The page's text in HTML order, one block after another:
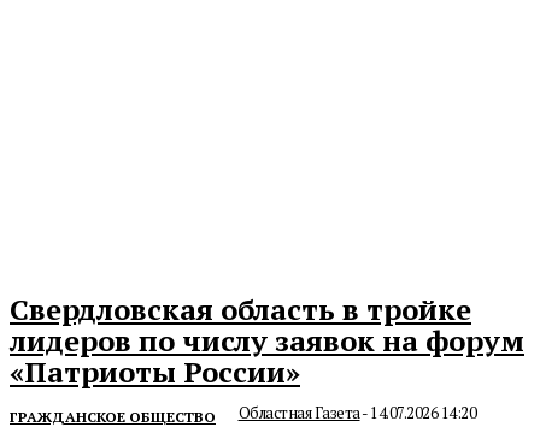
Свердловская область в тройке
лидеров по числу заявок на форум
«Патриоты России»
ГРАЖДАНСКОЕ ОБЩЕСТВО Областная Газета-14.07.2026 14:20